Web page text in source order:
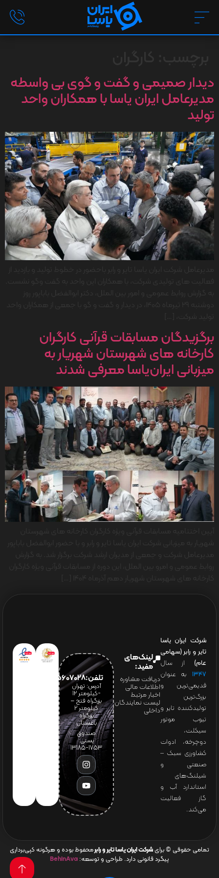
دیدار صمیمی و گفت و گوی بی واسطه
مدیرعامل ایران یاسا با همکاران واحد
تولید
برگزیدگان مسابقات قرآنی کارگران
کارخانه های شهرستان شهریار به
میزبانی ایران‌یاسا معرفی شدند
شرکت ایران یاسا
تایر و رابر (سهامی
عام) از سال
۱۳۴۷ به عنوان
قدیمی‌ترین و
بزرگ‌ترین
تولیدکننده تایر و
تیوب موتور
سیکلت،
دوچرخه، ادوات
کشاورزی سبک –
صنعتی و
شیلنگ‌های
استاندارد آب و
گاز فعالیت
می‌کند.
لینک‌های
مفید:
دریافت مشاوره
اطلاعات مالی
اخبار مرتبط
لیست نمایندگان
داخلی
تلفن:65607028(021)
آدرس: تهران
-کیلومتر 12
بزرگراه فتح –
کیلومتر ۲
بزرگراه
باغستان
صندوق
پستی:
1753-13185
تمامی حقوقی © برای شرکت ایران یاسا تایر و رابرمحفوظ بوده و هرگونه کپی‌برداری
پیگرد قانونی دارد. طراحی و توسعه: BehinAva